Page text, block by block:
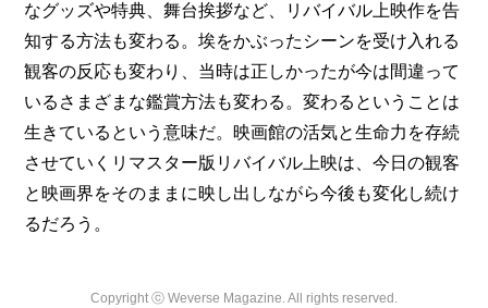
なグッズや特典、舞台挨拶など、リバイバル上映作を告
知する方法も変わる。埃をかぶったシーンを受け入れる
観客の反応も変わり、当時は正しかったが今は間違って
いるさまざまな鑑賞方法も変わる。変わるということは
生きているという意味だ。映画館の活気と生命力を存続
させていくリマスター版リバイバル上映は、今日の観客
と映画界をそのままに映し出しながら今後も変化し続け
るだろう。
Copyright ⓒ Weverse Magazine. All rights reserved.